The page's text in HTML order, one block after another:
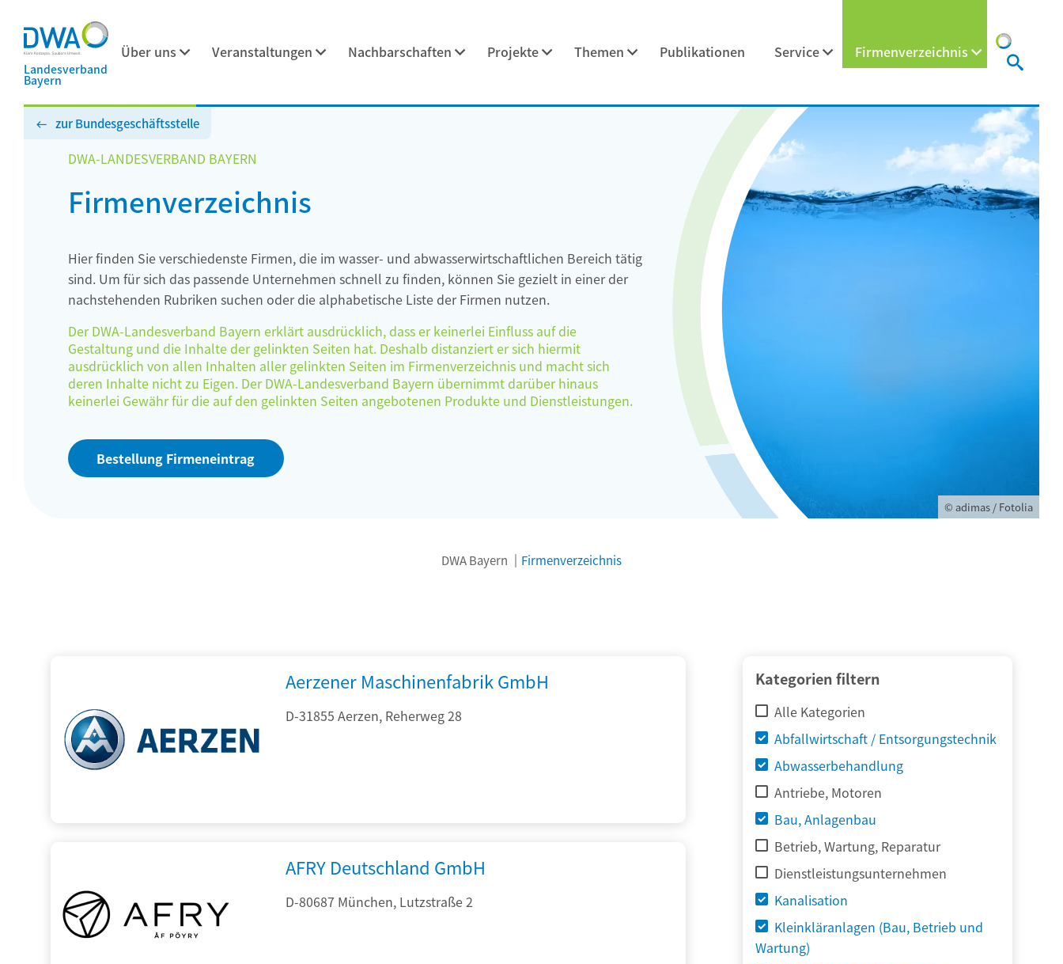
Landesverband
Bayern
Über uns Veranstaltungen Nachbarschaften Projekte Themen Publikationen Service Firmenverzeichnis
zur Bundesgeschäftsstelle
DWA-LANDESVERBAND BAYERN
Firmenverzeichnis
Hier finden Sie verschiedenste Firmen, die im wasser- und abwasserwirtschaftlichen Bereich tätig
sind. Um für sich das passende Unternehmen schnell zu finden, können Sie gezielt in einer der
nachstehenden Rubriken suchen oder die alphabetische Liste der Firmen nutzen.
Der DWA-Landesverband Bayern erklärt ausdrücklich, dass er keinerlei Einfluss auf die
Gestaltung und die Inhalte der gelinkten Seiten hat. Deshalb distanziert er sich hiermit
ausdrücklich von allen Inhalten aller gelinkten Seiten im Firmenverzeichnis und macht sich
deren Inhalte nicht zu Eigen. Der DWA-Landesverband Bayern übernimmt darüber hinaus
keinerlei Gewähr für die auf den gelinkten Seiten angebotenen Produkte und Dienstleistungen.
Bestellung Firmeneintrag
© adimas / Fotolia
DWA Bayern Firmenverzeichnis
Kategorien filtern
Alle Kategorien
Abfallwirtschaft / Entsorgungstechnik
Abwasserbehandlung
Antriebe, Motoren
Bau, Anlagenbau
Betrieb, Wartung, Reparatur
Dienstleistungsunternehmen
Kanalisation
Kleinkläranlagen (Bau, Betrieb und
Wartung)
Aerzener Maschinenfabrik GmbH
D-31855 Aerzen, Reherweg 28
AFRY Deutschland GmbH
D-80687 München, Lutzstraße 2